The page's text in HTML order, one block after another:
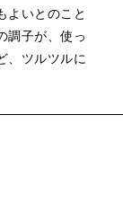
よいとのこと
調子が、使っ
、ツルツルに